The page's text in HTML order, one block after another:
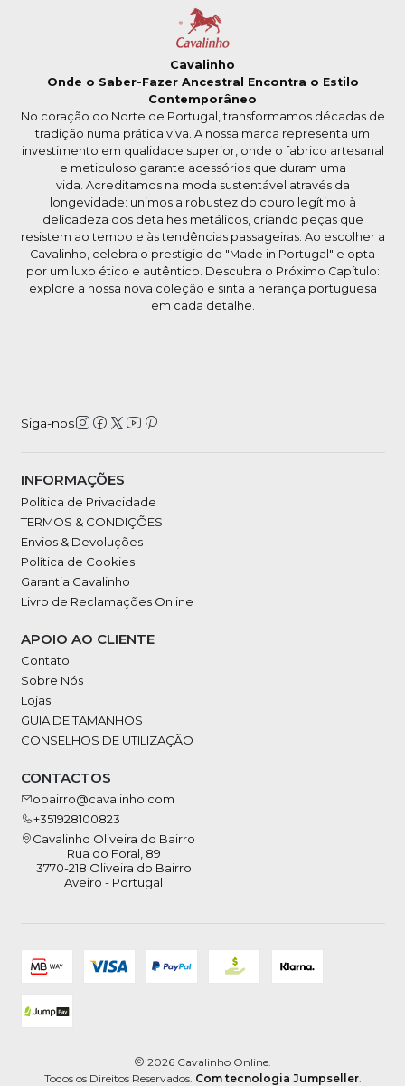
Cavalinho
Onde o Saber-Fazer Ancestral Encontra o Estilo
Contemporâneo
No coração do Norte de Portugal, transformamos décadas de
tradição numa prática viva. A nossa marca representa um
investimento em qualidade superior, onde o fabrico artesanal
e meticuloso garante acessórios que duram uma
vida. Acreditamos na moda sustentável através da
longevidade: unimos a robustez do couro legítimo à
delicadeza dos detalhes metálicos, criando peças que
resistem ao tempo e às tendências passageiras. Ao escolher a
Cavalinho, celebra o prestígio do "Made in Portugal" e opta
por um luxo ético e autêntico. Descubra o Próximo Capítulo:
explore a nossa nova coleção e sinta a herança portuguesa
em cada detalhe.
Siga-nos
INFORMAÇÕES
Política de Privacidade
TERMOS & CONDIÇÕES
Envios & Devoluções
Política de Cookies
Garantia Cavalinho
Livro de Reclamações Online
APOIO AO CLIENTE
Contato
Sobre Nós
Lojas
GUIA DE TAMANHOS
CONSELHOS DE UTILIZAÇÃO
CONTACTOS
obairro@cavalinho.com
+351928100823
Cavalinho Oliveira do Bairro
Rua do Foral, 89
3770-218 Oliveira do Bairro
Aveiro - Portugal
2026 Cavalinho Online.
Todos os Direitos Reservados. Com tecnologia Jumpseller.